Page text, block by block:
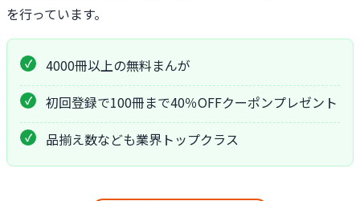
を行っています。
4000冊以上の無料まんが
初回登録で100冊まで40％OFFクーポンプレゼント
品揃え数なども業界トップクラス